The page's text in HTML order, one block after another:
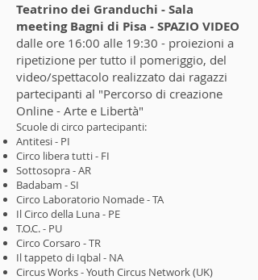
Teatrino dei Granduchi - Sala
meeting Bagni di Pisa - SPAZIO VIDEO
dalle ore 16:00 alle 19:30 - proiezioni a
ripetizione per tutto il pomeriggio, del
video/spettacolo realizzato dai ragazzi
partecipanti al "Percorso di creazione
Online - Arte e Libertà"
Scuole di circo partecipanti:
Antitesi - PI
Circo libera tutti - FI
Sottosopra - AR
Badabam - SI
Circo Laboratorio Nomade - TA
Il Circo della Luna - PE
T.O.C. - PU
Circo Corsaro - TR
Il tappeto di Iqbal - NA
Circus Works - Youth Circus Network (UK)